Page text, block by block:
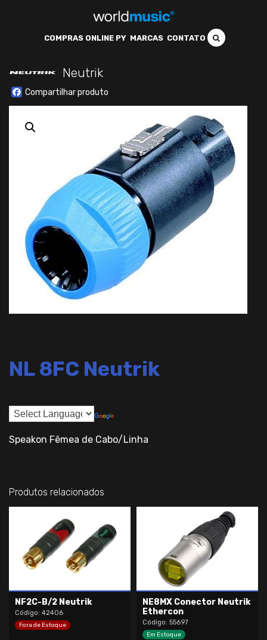
COMPRAS ONLINE PY MARCAS CONTATO
Neutrik
Facebook
NL 8FC Neutrik
Speakon Fêmea de Cabo/Linha
Produtos relacionados
NF2C-B/2 Neutrik
Código: 42406
Fora de Estoque
NE8MX Conector Neutrik
Ethercon
Código: 55697
Em Estoque